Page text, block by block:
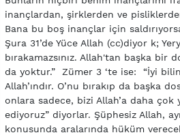
inançlardan, şirklerden ve pisliklerden
Bana bu boş inançlar için
Şura 31’de Yüce Allah (cc)diyor k;
bırakamazsınız. Allah'tan başka bir
da yoktur.” Zümer 3 ‘te ise: “İyi
Allah’ındır. O’nu bırakıp da başka
onlara sadece, bizi Allah’a daha çok
ediyoruz” diyorlar. Şüphesiz Allah,
konusunda aralarında hüküm